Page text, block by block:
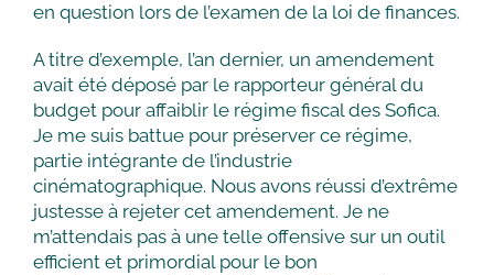
en question lors de l’examen de la loi de finances.
A titre d’exemple, l’an dernier, un amendement
avait été déposé par le rapporteur général du
budget pour affaiblir le régime fiscal des Sofica.
Je me suis battue pour préserver ce régime,
partie intégrante de l’industrie
cinématographique. Nous avons réussi d’extrême
justesse à rejeter cet amendement. Je ne
m’attendais pas à une telle offensive sur un outil
efficient et primordial pour le bon